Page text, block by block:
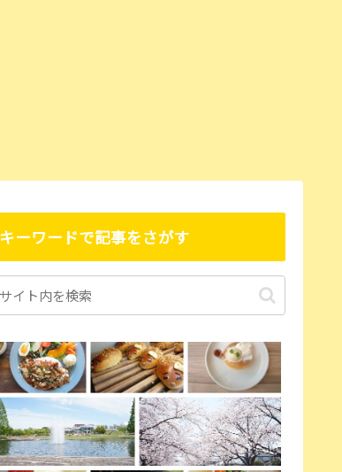
キーワードで記事をさがす